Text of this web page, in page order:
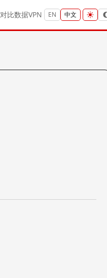
对比数据VPN EN 中文